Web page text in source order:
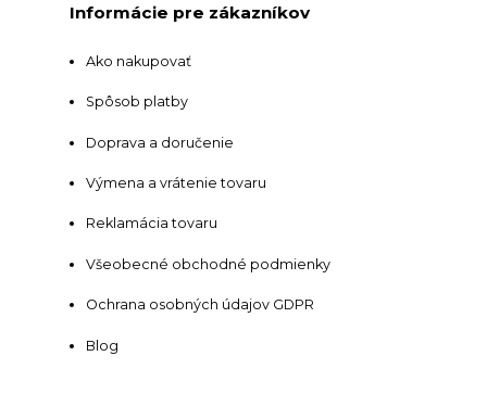
Informácie pre zákazníkov
Ako nakupovať
Spôsob platby
Doprava a doručenie
Výmena a vrátenie tovaru
Reklamácia tovaru
Všeobecné obchodné podmienky
Ochrana osobných údajov GDPR
Blog